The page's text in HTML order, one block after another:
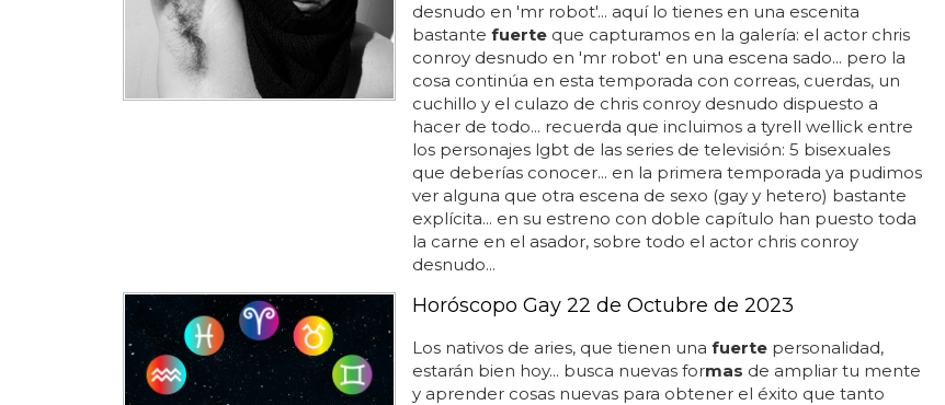
desnudo en 'mr robot'... aquí lo tienes en una escenita
bastante fuerteque capturamos en la galería: el actor chris
conroy desnudo en 'mr robot' en una escena sado... pero la
cosa continúa en esta temporada con correas, cuerdas, un
cuchillo y el culazo de chris conroy desnudo dispuesto a
hacer de todo... recuerda que incluimos a tyrell wellick entre
los personajes lgbt de las series de televisión: 5 bisexuales
que deberías conocer... en la primera temporada ya pudimos
ver alguna que otra escena de sexo (gay y hetero) bastante
explícita... en su estreno con doble capítulo han puesto toda
la carne en el asador, sobre todo el actor chris conroy
desnudo...
Horóscopo Gay 22 de Octubre de 2023
Los nativos de aries, que tienen una fuertepersonalidad,
estarán bien hoy... busca nuevas formas de ampliar tu mente
y aprender cosas nuevas para obtener el éxito que tanto